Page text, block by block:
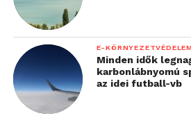
A fotók azt mutatják, hogy a
szoftverezést is kapott, az ég
részek pedig nem zajosodnak,
részletek meg is maradnak
Galaxy S5 is ilyen jól szerepelt
E-KÖRNYEZETVÉDELEM
Minden idők
karbonlábnyomú
az idei futball-vb